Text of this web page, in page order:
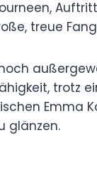
treue
trotz
Emma
glänzen.